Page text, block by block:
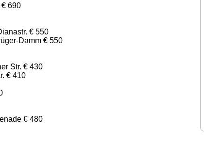
€ 690
€ 550
Damm € 550
Str. € 430
€ 410
€ 480